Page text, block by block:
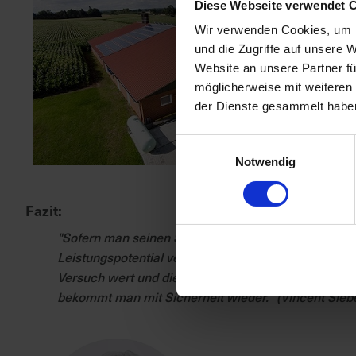
Diese Webseite verwendet
Wir verwenden Cookies,
und die Zugriffe auf unsere
Website an unsere Partner
möglicherweise mit
der Dienste gesammelt
Einwilligungsauswahl
Notwendig
Fazit:
"Sofern man seinen Schweinen für den Magen-
Leistungspotential verbessern möchte,ist aus
Versuch wert und die Kosten von unter 1 €/
bekommt man mit Sicherheit wieder. "(Vincent